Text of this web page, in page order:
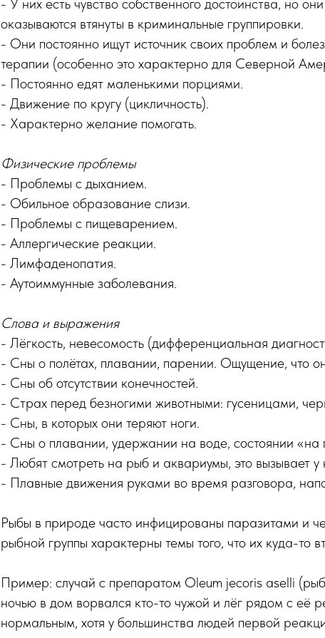
- У них есть чувство собственного достоинства, но
оказываются втянуты в криминальные группировки.
- Они постоянно ищут источник своих проблем и
терапии (особенно это характерно для Северной
- Постоянно едят маленькими порциями.
- Движение по кругу (цикличность).
- Характерно желание помогать.
Физические проблемы
- Проблемы с дыханием.
- Обильное образование слизи.
- Проблемы с пищеварением.
- Аллергические реакции.
- Лимфаденопатия.
- Аутоиммунные заболевания.
Слова и выражения
- Лёгкость, невесомость (дифференциальная
- Сны о полётах, плавании, парении. Ощущение, что
- Сны об отсутствии конечностей.
- Страх перед безногими животными: гусеницами,
- Сны, в которых они теряют ноги.
- Сны о плавании, удержании на воде, состоянии «на
- Любят смотреть на рыб и аквариумы, это вызывает у
- Плавные движения руками во время разговора,
Рыбы в природе часто инфицированы паразитами и
рыбной группы характерны темы того, что их куда-то
Пример: случай с препаратом Oleum jecoris aselli
ночью в дом ворвался кто-то чужой и лёг рядом с её
нормальным, хотя у большинства людей первой